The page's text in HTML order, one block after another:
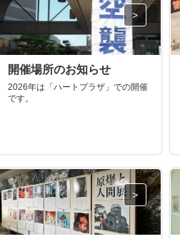
開催場所のお知らせ
2026年は「ハートプラザ」での開催
です。